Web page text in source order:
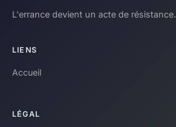
L'errance devient un acte de résistance.
LIENS
Accueil
LÉGAL